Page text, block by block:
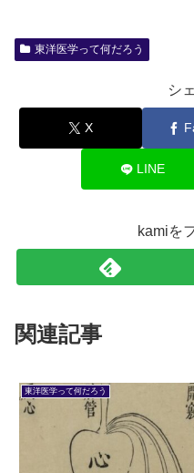
東洋医学って何だろう
シ
X
LINE
kamiを
関連記事
東洋医学って何だろう